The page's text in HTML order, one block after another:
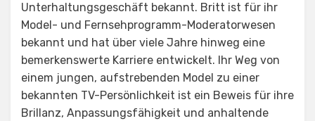
Unterhaltungsgeschäft bekannt. Britt ist für ihr
Model- und Fernsehprogramm-Moderatorwesen
bekannt und hat über viele Jahre hinweg eine
bemerkenswerte Karriere entwickelt. Ihr Weg von
einem jungen, aufstrebenden Model zu einer
bekannten TV-Persönlichkeit ist ein Beweis für ihre
Brillanz, Anpassungsfähigkeit und anhaltende